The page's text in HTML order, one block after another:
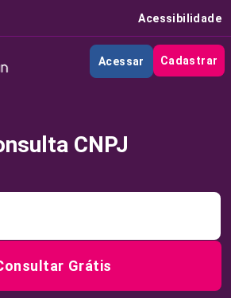
Acessibilidade
Acessar Cadastrar
CNPJ
Grátis